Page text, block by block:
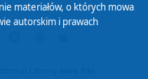
materiałów, o których mowa
autorskim i prawach